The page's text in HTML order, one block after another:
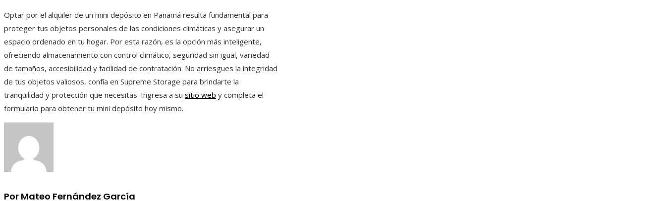
Optar por el alquiler de un mini depósito en Panamá resulta fundamental para
proteger tus objetos personales de las condiciones climáticas y asegurar un
espacio ordenado en tu hogar. Por esta razón, es la opción más inteligente,
ofreciendo almacenamiento con control climático, seguridad sin igual, variedad
de tamaños, accesibilidad y facilidad de contratación. No arriesgues la integridad
de tus objetos valiosos, confía en Supreme Storage para brindarte la
tranquilidad y protección que necesitas. Ingresa a su sitio web y completa el
formulario para obtener tu mini depósito hoy mismo.
Por Mateo Fernández García